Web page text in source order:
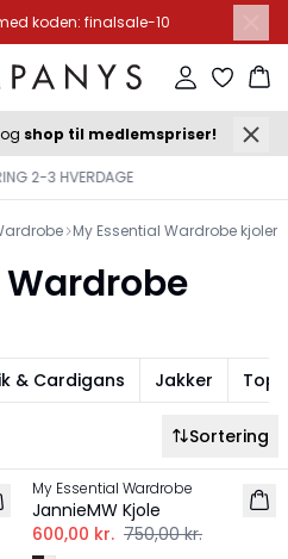
med koden: finalsale-10
Log ind
shop til medlemspriser!
2-3 HVERDAGE
My Essential Wardrobe kjoler
& Cardigans Jakker
Sortering
HØR
My Essential Wardrobe
JannieMW Kjole
600,00 kr. 750,00 kr.